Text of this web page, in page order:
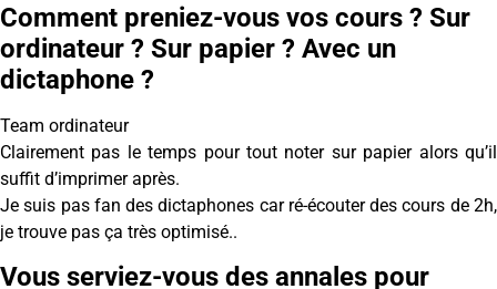
Comment preniez-vous vos cours ? Sur
ordinateur ? Sur papier ? Avec un
dictaphone ?
Team ordinateur
Clairement pas le temps pour tout noter sur papier alors qu’il
suffit d’imprimer après.
Je suis pas fan des dictaphones car ré-écouter des cours de 2h,
je trouve pas ça très optimisé..
Vous serviez-vous des annales pour